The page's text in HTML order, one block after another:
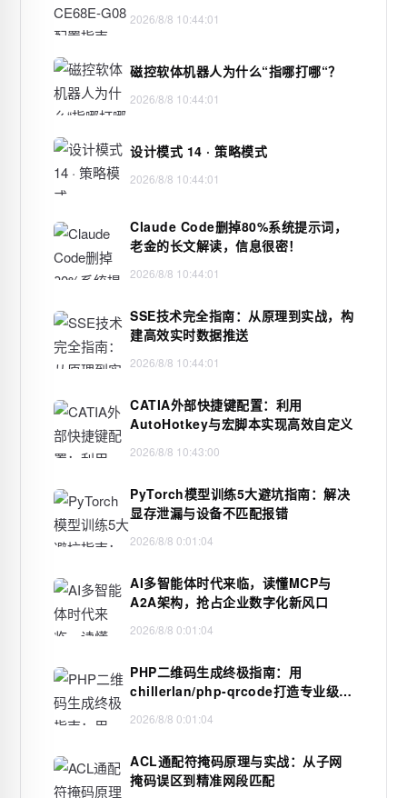
2026/8/8 10:44:01
磁控软体机器人为什么“指哪打哪“？
2026/8/8 10:44:01
设计模式 14 · 策略模式
2026/8/8 10:44:01
Claude Code删掉80%系统提示词，
老金的长文解读，信息很密！
2026/8/8 10:44:01
SSE技术完全指南：从原理到实战，构
建高效实时数据推送
2026/8/8 10:44:01
CATIA外部快捷键配置：利用
AutoHotkey与宏脚本实现高效自定义
2026/8/8 10:43:00
PyTorch模型训练5大避坑指南：解决
显存泄漏与设备不匹配报错
2026/8/8 0:01:04
AI多智能体时代来临，读懂MCP与
A2A架构，抢占企业数字化新风口
2026/8/8 0:01:04
PHP二维码生成终极指南：用
chillerlan/php-qrcode打造专业级二
2026/8/8 0:01:04
ACL通配符掩码原理与实战：从子网
掩码误区到精准网段匹配